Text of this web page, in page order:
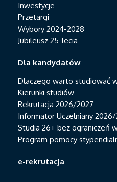
Inwestycje
Przetargi
Wybory 2024-2028
Jubileusz 25-lecia
Dla kandydatów
Dlaczego warto studiować
Kierunki studiów
Rekrutacja 2026/2027
Informator Uczelniany 2026/
Studia 26+ bez ograniczeń
Program pomocy
e-rekrutacja